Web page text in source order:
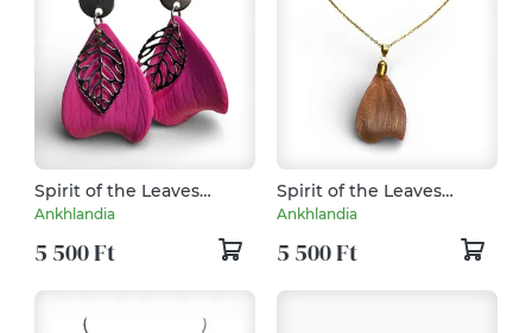
Spirit of the Leaves
fülbevaló Pink
Ankhlandia
5 500 Ft
Spirit of the Leaves
nyaklánc Rózsaarany
Ankhlandia
5 500 Ft